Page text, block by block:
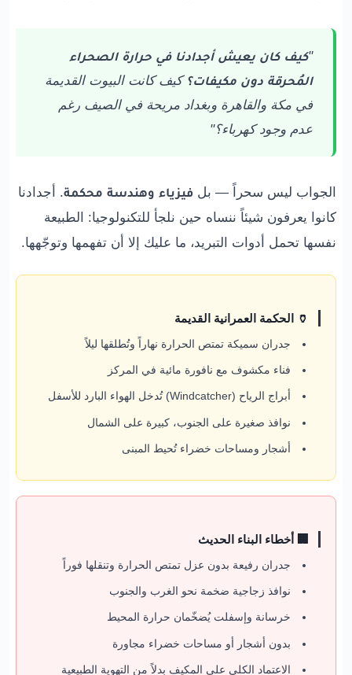
"كيف كان يعيش أجدادنا في حرارة الصحراء
المُحرقة دون مكيفات؟ كيف كانت البيوت القديمة
في مكة والقاهرة وبغداد مريحة في الصيف رغم
عدم وجود كهرباء؟"
الجواب ليس سحراً — بل فيزياء وهندسة محكمة. أجدادنا
كانوا يعرفون شيئاً ننساه حين نلجأ للتكنولوجيا: الطبيعة
نفسها تحمل أدوات التبريد، ما عليك إلا أن تفهمها وتوجّهها.
🏺 الحكمة العمرانية القديمة
جدران سميكة تمتص الحرارة نهاراً وتُطلقها ليلاً
فناء مكشوف مع نافورة مائية في المركز
أبراج الرياح (Windcatcher) تُدخل الهواء البارد للأسفل
نوافذ صغيرة على الجنوب، كبيرة على الشمال
أشجار ومساحات خضراء تُحيط المبنى
🏢 أخطاء البناء الحديث
جدران رفيعة بدون عزل تمتص الحرارة وتنقلها فوراً
نوافذ زجاجية ضخمة نحو الغرب والجنوب
خرسانة وإسفلت يُضخّمان حرارة المحيط
بدون أشجار أو مساحات خضراء مجاورة
الاعتماد الكلي على المكيف بدلاً من التهوية الطبيعية